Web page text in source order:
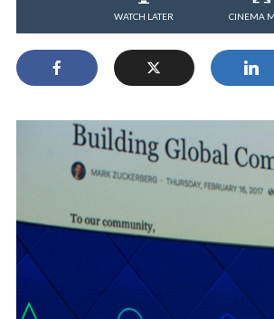
WATCH LATER CINEMA